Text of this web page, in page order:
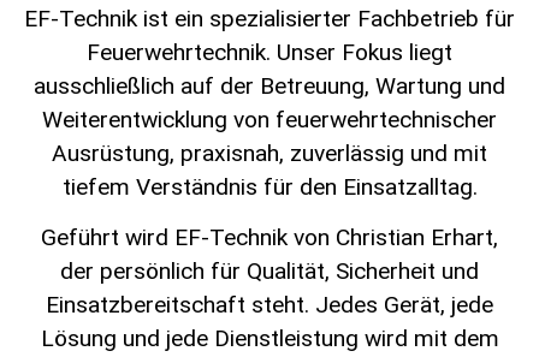
EF-Technik ist ein spezialisierter Fachbetrieb für
Feuerwehrtechnik. Unser Fokus liegt
ausschließlich auf der Betreuung, Wartung und
Weiterentwicklung von feuerwehrtechnischer
Ausrüstung, praxisnah, zuverlässig und mit
tiefem Verständnis für den Einsatzalltag.
Geführt wird EF-Technik von Christian Erhart,
der persönlich für Qualität, Sicherheit und
Einsatzbereitschaft steht. Jedes Gerät, jede
Lösung und jede Dienstleistung wird mit dem